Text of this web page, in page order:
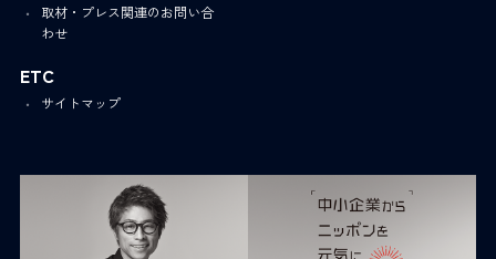
取材・プレス関連のお問い合
わせ
ETC
サイトマップ